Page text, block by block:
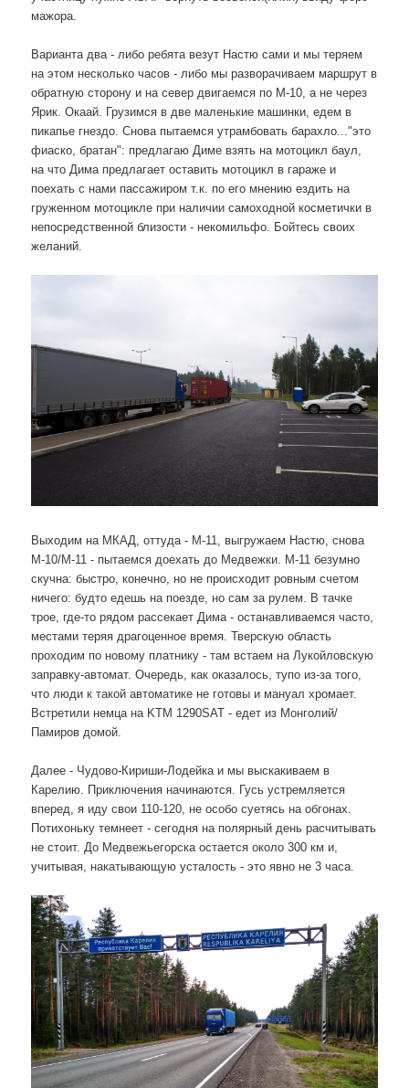
мажора.
Варианта два - либо ребята везут Настю сами и мы теряем
на этом несколько часов - либо мы разворачиваем маршрут в
обратную сторону и на север двигаемся по М-10, а не через
Ярик. Окаай. Грузимся в две маленькие машинки, едем в
пикапье гнездо. Снова пытаемся утрамбовать барахло..."это
фиаско, братан": предлагаю Диме взять на мотоцикл баул,
на что Дима предлагает оставить мотоцикл в гараже и
поехать с нами пассажиром т.к. по его мнению ездить на
груженном мотоцикле при наличии самоходной косметички в
непосредственной близости - некомильфо. Бойтесь своих
желаний.
Выходим на МКАД, оттуда - М-11, выгружаем Настю, снова
М-10/М-11 - пытаемся доехать до Медвежки. М-11 безумно
скучна: быстро, конечно, но не происходит ровным счетом
ничего: будто едешь на поезде, но сам за рулем. В тачке
трое, где-то рядом рассекает Дима - останавливаемся часто,
местами теряя драгоценное время. Тверскую область
проходим по новому платнику - там встаем на Лукойловскую
заправку-автомат. Очередь, как оказалось, тупо из-за того,
что люди к такой автоматике не готовы и мануал хромает.
Встретили немца на KTM 1290SAT - едет из Монголий/
Памиров домой.
Далее - Чудово-Кириши-Лодейка и мы выскакиваем в
Карелию. Приключения начинаются. Гусь устремляется
вперед, я иду свои 110-120, не особо суетясь на обгонах.
Потихоньку темнеет - сегодня на полярный день расчитывать
не стоит. До Медвежьегорска остается около 300 км и,
учитывая, накатывающую усталость - это явно не 3 часа.